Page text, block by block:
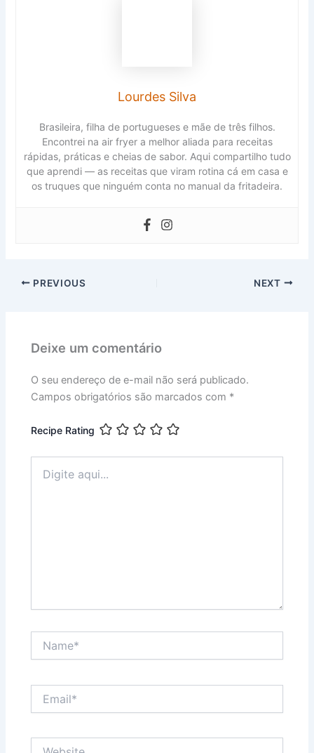
Lourdes Silva
Brasileira, filha de portugueses e mãe de três filhos.
Encontrei na air fryer a melhor aliada para receitas
rápidas, práticas e cheias de sabor. Aqui compartilho tudo
que aprendi — as receitas que viram rotina cá em casa e
os truques que ninguém conta no manual da fritadeira.
PREVIOUS NEXT
Deixe um comentário
O seu endereço de e-mail não será publicado.
Campos obrigatórios são marcados com *
Recipe Rating
aqui...